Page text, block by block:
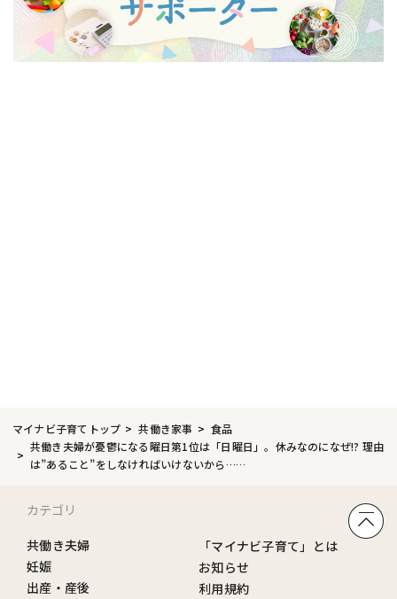
マイナビ子育てトップ 共働き家事
食品
共働き夫婦が憂鬱になる曜日第1位は「日曜日」。休みなのになぜ!? 理由
は”あること”をしなければいけないから……
カテゴリ
共働き夫婦
妊娠
出産・産後
「マイナビ子育て」とは
お知らせ
利用規約